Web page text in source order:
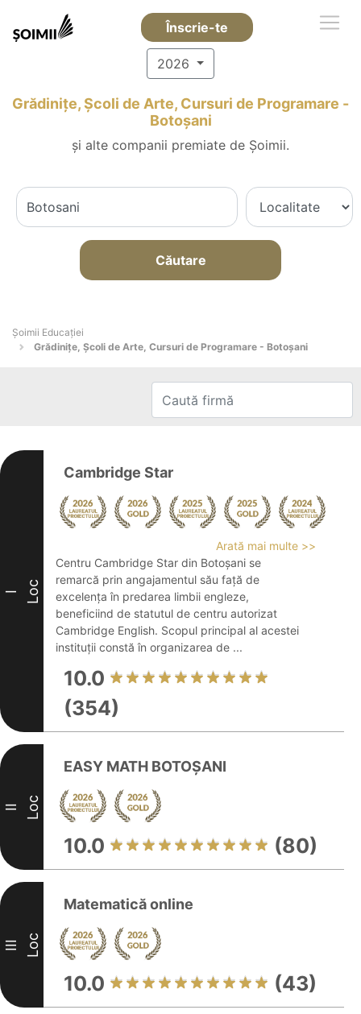
Înscrie-te
2026
Grădinițe, Școli de Arte, Cursuri de Programare -
Botoşani
și alte companii premiate de Șoimii.
Căutare
Șoimii Educației
Grădinițe, Școli de Arte, Cursuri de Programare - Botoşani
I Loc
Cambridge Star
Arată mai multe >>
Centru Cambridge Star din Botoșani se
remarcă prin angajamentul său față de
excelența în predarea limbii engleze,
beneficiind de statutul de centru autorizat
Cambridge English. Scopul principal al acestei
instituții constă în organizarea de ...
10.0
(354)
II Loc
EASY MATH BOTOȘANI
10.0 (80)
III Loc
Matematică online
10.0 (43)